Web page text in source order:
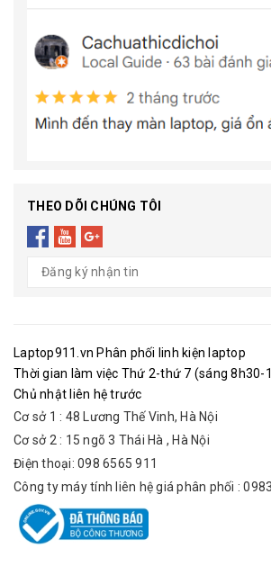
THEO DÕI CHÚNG TÔI
Laptop911.vn Phân phối linh kiện laptop
Thời gian làm việc Thứ 2-thứ 7 (sáng 8h30-
Chủ nhật liên hệ trước
Cơ sở 1 : 48 Lương Thế Vinh, Hà Nội
Cơ sở 2 : 15 ngõ 3 Thái Hà , Hà Nội
Điện thoại: 098 6565 911
Công ty máy tính liên hệ giá phân phối :